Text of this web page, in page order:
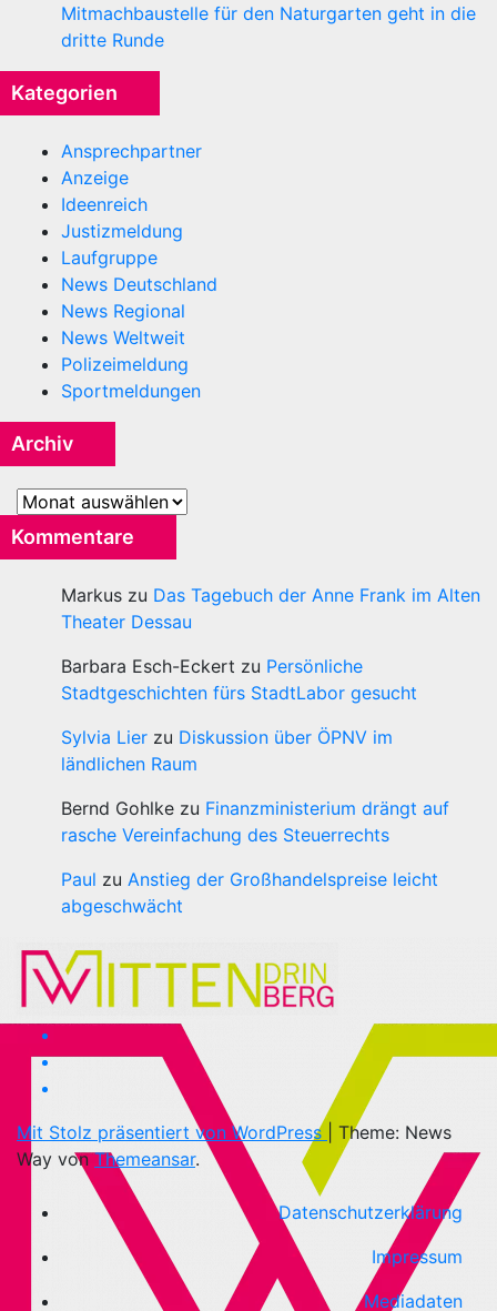
Mitmachbaustelle für den Naturgarten geht in die
dritte Runde
Kategorien
Ansprechpartner
Anzeige
Ideenreich
Justizmeldung
Laufgruppe
News Deutschland
News Regional
News Weltweit
Polizeimeldung
Sportmeldungen
Archiv
Archiv
Kommentare
Markus zu Das Tagebuch der Anne Frank im Alten
Theater Dessau
Barbara Esch-Eckert zu Persönliche
Stadtgeschichten fürs StadtLabor gesucht
Sylvia Lier zu Diskussion über ÖPNV im
ländlichen Raum
Bernd Gohlke zu Finanzministerium drängt auf
rasche Vereinfachung des Steuerrechts
Paul zu Anstieg der Großhandelspreise leicht
abgeschwächt
Mit Stolz präsentiert von WordPress
Theme: News
Way vonThemeansar.
Datenschutzerklärung
Impressum
Mediadaten